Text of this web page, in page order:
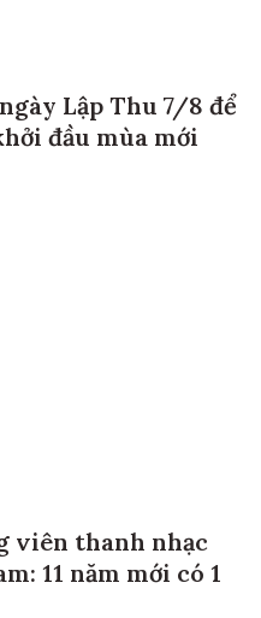
Lập Thu 7/8 để
đầu mùa mới
viên thanh nhạc
11 năm mới có 1